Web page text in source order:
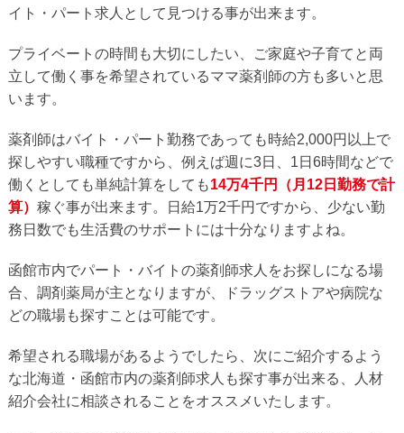
イト・パート求人として見つける事が出来ます。
プライベートの時間も大切にしたい、ご家庭や子育てと両
立して働く事を希望されているママ薬剤師の方も多いと思
います。
薬剤師はバイト・パート勤務であっても時給2,000円以上で
探しやすい職種ですから、例えば週に3日、1日6時間などで
働くとしても単純計算をしても14万4千円（月12日勤務で計
算） 稼ぐ事が出来ます。日給1万2千円ですから、少ない勤
務日数でも生活費のサポートには十分なりますよね。
函館市内でパート・バイトの薬剤師求人をお探しになる場
合、調剤薬局が主となりますが、ドラッグストアや病院な
どの職場も探すことは可能です。
希望される職場があるようでしたら、次にご紹介するよう
な北海道・函館市内の薬剤師求人も探す事が出来る、人材
紹介会社に相談されることをオススメいたします。